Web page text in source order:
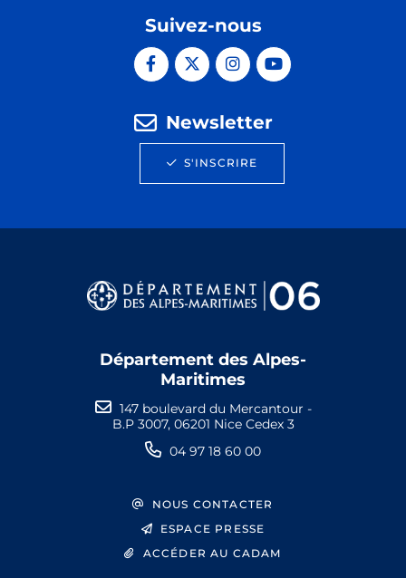
Suivez-nous
Newsletter
S'INSCRIRE
Département des Alpes-
Maritimes
147 boulevard du Mercantour -
B.P 3007, 06201 Nice Cedex 3
04 97 18 60 00
NOUS CONTACTER
ESPACE PRESSE
ACCÉDER AU CADAM